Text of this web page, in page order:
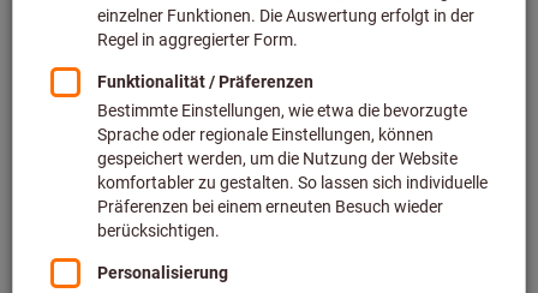
Preis pro 1 Paar
zzgl. Versandkosten
Netto: 1,68 €